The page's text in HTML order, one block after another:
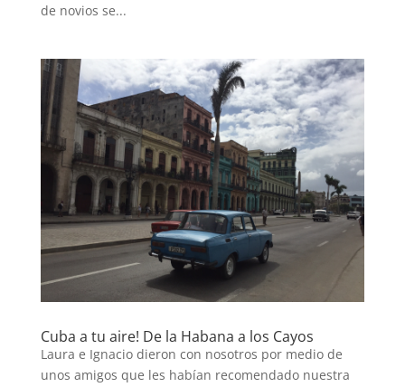
de novios se...
Cuba a tu aire! De la Habana a los Cayos
Laura e Ignacio dieron con nosotros por medio de
unos amigos que les habían recomendado nuestra